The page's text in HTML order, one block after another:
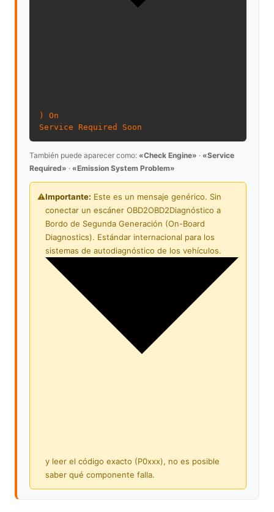
) On
Service Required Soon
También puede aparecer como: «Check Engine» · «Service
Required» · «Emission System Problem»
⚠️Importante: Este es un mensaje genérico. Sin
conectar un escáner OBD2OBD2Diagnóstico a
Bordo de Segunda Generación (On-Board
Diagnostics). Estándar internacional para los
sistemas de autodiagnóstico de los vehículos.
y leer el código exacto (P0xxx), no es posible
saber qué componente falla.